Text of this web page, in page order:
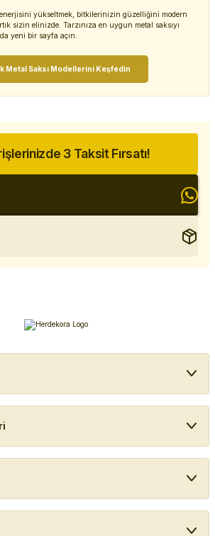
yükseltmek, bitkilerinizin güzelliğini modern
sizin elinizde. Tarzınıza en uygun metal saksıyı
yeni bir sayfa açın.
Metal Saksı Modellerini Keşfedin
3 Taksit Fırsatı!